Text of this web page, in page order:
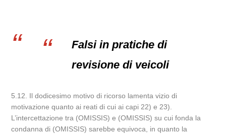
Falsi in pratiche di
revisione di veicoli
5.12. Il dodicesimo motivo di ricorso lamenta vizio di
motivazione quanto ai reati di cui ai capi 22) e 23).
L’intercettazione tra (OMISSIS) e (OMISSIS) su cui fonda la
condanna di (OMISSIS) sarebbe equivoca, in quanto la